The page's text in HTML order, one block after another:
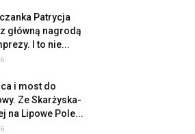
Patrycja
główną nagrodą
I to nie...
i most do
Ze Skarżyska-
na Lipowe Pole...